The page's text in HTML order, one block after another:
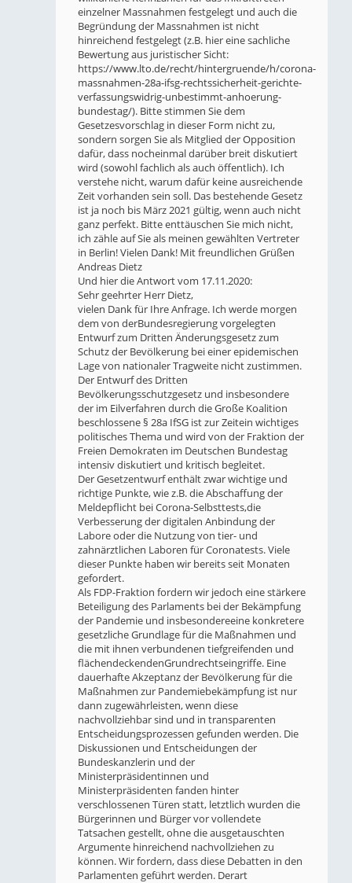
einzelner Massnahmen festgelegt und auch die
Begründung der Massnahmen ist nicht
hinreichend festgelegt (z.B. hier eine sachliche
Bewertung aus juristischer Sicht:
https://www.lto.de/recht/hintergruende/h/corona-
massnahmen-28a-ifsg-rechtssicherheit-gerichte-
verfassungswidrig-unbestimmt-anhoerung-
bundestag/). Bitte stimmen Sie dem
Gesetzesvorschlag in dieser Form nicht zu,
sondern sorgen Sie als Mitglied der Opposition
dafür, dass nocheinmal darüber breit diskutiert
wird (sowohl fachlich als auch öffentlich). Ich
verstehe nicht, warum dafür keine ausreichende
Zeit vorhanden sein soll. Das bestehende Gesetz
ist ja noch bis März 2021 gültig, wenn auch nicht
ganz perfekt. Bitte enttäuschen Sie mich nicht,
ich zähle auf Sie als meinen gewählten Vertreter
in Berlin! Vielen Dank! Mit freundlichen Grüßen
Andreas Dietz
Und hier die Antwort vom 17.11.2020:
Sehr geehrter Herr Dietz,
vielen Dank für Ihre Anfrage. Ich werde morgen
dem von derBundesregierung vorgelegten
Entwurf zum Dritten Änderungsgesetz zum
Schutz der Bevölkerung bei einer epidemischen
Lage von nationaler Tragweite nicht zustimmen.
Der Entwurf des Dritten
Bevölkerungsschutzgesetz und insbesondere
der im Eilverfahren durch die Große Koalition
beschlossene § 28a IfSG ist zur Zeitein wichtiges
politisches Thema und wird von der Fraktion der
Freien Demokraten im Deutschen Bundestag
intensiv diskutiert und kritisch begleitet.
Der Gesetzentwurf enthält zwar wichtige und
richtige Punkte, wie z.B. die Abschaffung der
Meldepflicht bei Corona-Selbsttests,die
Verbesserung der digitalen Anbindung der
Labore oder die Nutzung von tier- und
zahnärztlichen Laboren für Coronatests. Viele
dieser Punkte haben wir bereits seit Monaten
gefordert.
Als FDP-Fraktion fordern wir jedoch eine stärkere
Beteiligung des Parlaments bei der Bekämpfung
der Pandemie und insbesondereeine konkretere
gesetzliche Grundlage für die Maßnahmen und
die mit ihnen verbundenen tiefgreifenden und
flächendeckendenGrundrechtseingriffe. Eine
dauerhafte Akzeptanz der Bevölkerung für die
Maßnahmen zur Pandemiebekämpfung ist nur
dann zugewährleisten, wenn diese
nachvollziehbar sind und in transparenten
Entscheidungsprozessen gefunden werden. Die
Diskussionen und Entscheidungen der
Bundeskanzlerin und der
Ministerpräsidentinnen und
Ministerpräsidenten fanden hinter
verschlossenen Türen statt, letztlich wurden die
Bürgerinnen und Bürger vor vollendete
Tatsachen gestellt, ohne die ausgetauschten
Argumente hinreichend nachvollziehen zu
können. Wir fordern, dass diese Debatten in den
Parlamenten geführt werden. Derart